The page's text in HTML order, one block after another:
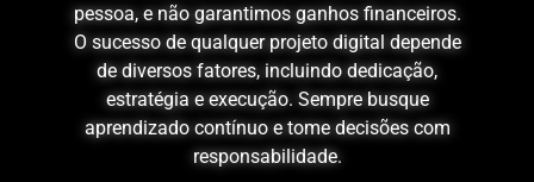
pessoa, e não garantimos ganhos financeiros.
O sucesso de qualquer projeto digital depende
de diversos fatores, incluindo dedicação,
estratégia e execução. Sempre busque
aprendizado contínuo e tome decisões com
responsabilidade.